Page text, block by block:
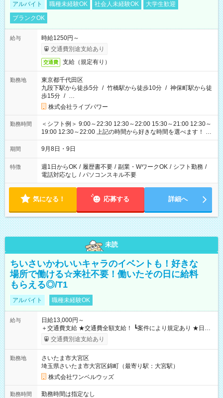
アルバイト 職種未経験OK 社会人未経験OK
大学生歓迎
ブランクOK
給与
時給1250円～
交通費別途支給あり
交通費 支給（規定有り）
勤務地
東京都千代田区
九段下駅から徒歩5分 / 竹橋駅から徒歩10分 / 神保町駅から徒
歩15分 / …
株式会社ライブパワー
勤務時間
＜シフト例＞ 9:00～22:30 12:30～22:00 15:30～21:00 12:30～
19:00 12:30～22:00 上記の時間から好きな時間を選べます！ ※
時間は変更となる可能性があります
期間 9月8日・9日
特徴 週1日からOK / 履歴書不要 / 副業・WワークOK / シフト勤務 /
電話対応なし / パソコンスキル不要
気になる！ 応募する 詳細へ
未読
ちいさいかわいいキャラのイベントも！好きな
場所で働ける☆来社不要！働いたその日に給料
もらえる◎/T1
アルバイト 職種未経験OK
給与
日給13,000円～
＋交通費支給 ★交通費全額支給！ ┗案件により規定あり ★日払
いOK！（規定あり） ┗働いたその日に現金GET♪ お仕事後はコ
ンビニATMから 日払い分を引き落とせます！ 【試用期間】試
交通費別途支給あり
勤務地
さいたま市大宮区
埼玉県さいたま市大宮区錦町（最寄り駅：大宮駅）
株式会社ワンベルウッズ
勤務時間
勤務時間は指定なし